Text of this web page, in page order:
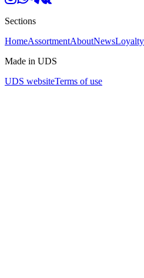
Sections
HomeAssortmentAboutNews
Made in UDS
UDS websiteTerms of use